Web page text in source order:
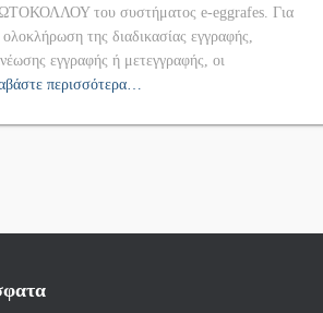
του συστήματος e-eggrafes. Για
ολοκλήρωση της διαδικασίας εγγραφής,
εγγραφής ή μετεγγραφής, οι
περισσότερα…